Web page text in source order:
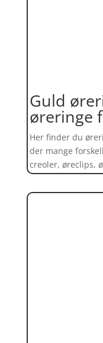
Guld
øreringe
Her finder du
der mange
creoler, øreclips,